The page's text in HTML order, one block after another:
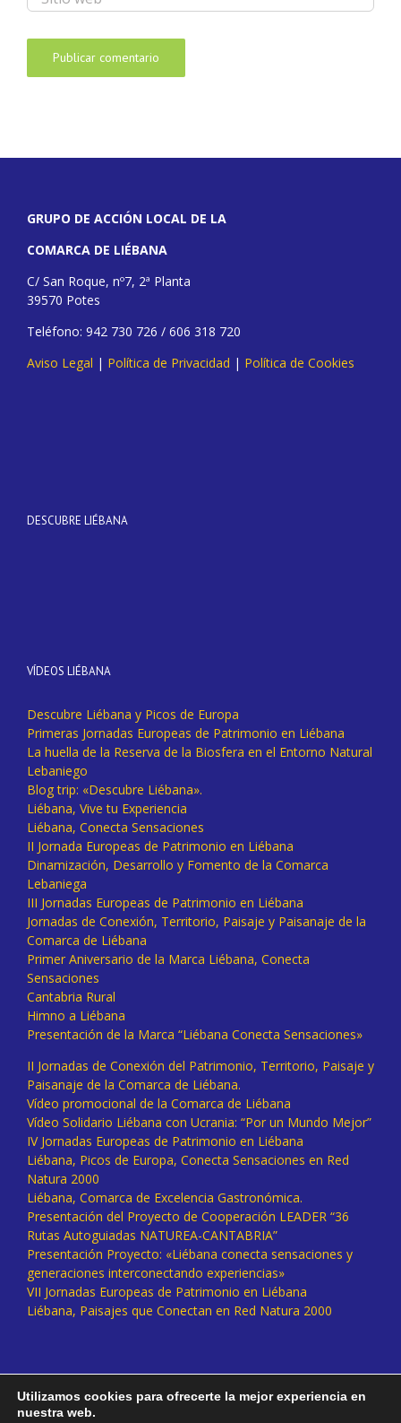
GRUPO DE ACCIÓN LOCAL DE LA
COMARCA DE LIÉBANA
C/ San Roque, nº7, 2ª Planta
39570 Potes
Teléfono: 942 730 726 / 606 318 720
Aviso Legal | Política de Privacidad | Política de Cookies
DESCUBRE LIÉBANA
VÍDEOS LIÉBANA
Descubre Liébana y Picos de Europa
Primeras Jornadas Europeas de Patrimonio en Liébana
La huella de la Reserva de la Biosfera en el Entorno Natural
Lebaniego
Blog trip: «Descubre Liébana».
Liébana, Vive tu Experiencia
Liébana, Conecta Sensaciones
II Jornada Europeas de Patrimonio en Liébana
Dinamización, Desarrollo y Fomento de la Comarca
Lebaniega
III Jornadas Europeas de Patrimonio en Liébana
Jornadas de Conexión, Territorio, Paisaje y Paisanaje de la
Comarca de Liébana
Primer Aniversario de la Marca Liébana, Conecta
Sensaciones
Cantabria Rural
Himno a Liébana
Presentación de la Marca “Liébana Conecta Sensaciones»
II Jornadas de Conexión del Patrimonio, Territorio, Paisaje y
Paisanaje de la Comarca de Liébana.
Vídeo promocional de la Comarca de Liébana
Vídeo Solidario Liébana con Ucrania: “Por un Mundo Mejor”
IV Jornadas Europeas de Patrimonio en Liébana
Liébana, Picos de Europa, Conecta Sensaciones en Red
Natura 2000
Liébana, Comarca de Excelencia Gastronómica.
Presentación del Proyecto de Cooperación LEADER “36
Rutas Autoguiadas NATUREA-CANTABRIA”
Presentación Proyecto: «Liébana conecta sensaciones y
generaciones interconectando experiencias»
VII Jornadas Europeas de Patrimonio en Liébana
Liébana, Paisajes que Conectan en Red Natura 2000
Utilizamos cookies para ofrecerte la mejor experiencia en
nuestra web.